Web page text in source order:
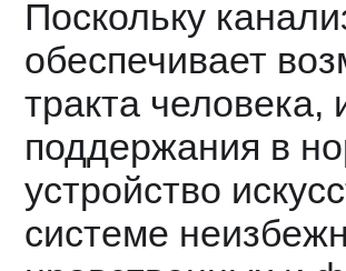
Поскольку
обеспечивает
тракта
поддержания в
устройство
системе